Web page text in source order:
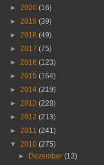
► 2020 (16)
► 2019 (39)
► 2018 (49)
► 2017 (75)
► 2016 (123)
► 2015 (164)
► 2014 (219)
► 2013 (228)
► 2012 (213)
► 2011 (241)
▼ 2010 (275)
►
Dezember(13)